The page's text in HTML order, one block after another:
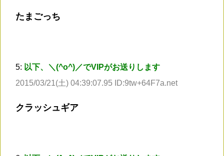
たまごっち
5: 以下、＼(^o^)／でVIPがお送りします
2015/03/21(土) 04:39:07.95 ID:9tw+64F7a.net
クラッシュギア